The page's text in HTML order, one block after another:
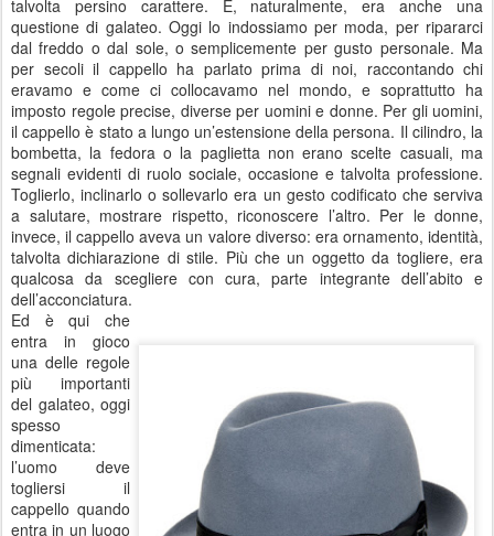
talvolta persino carattere. E, naturalmente, era anche una
questione di galateo. Oggi lo indossiamo per moda, per ripararci
dal freddo o dal sole, o semplicemente per gusto personale. Ma
per secoli il cappello ha parlato prima di noi, raccontando chi
eravamo e come ci collocavamo nel mondo, e soprattutto ha
imposto regole precise, diverse per uomini e donne. Per gli uomini,
il cappello è stato a lungo un’estensione della persona. Il cilindro, la
bombetta, la fedora o la paglietta non erano scelte casuali, ma
segnali evidenti di ruolo sociale, occasione e talvolta professione.
Toglierlo, inclinarlo o sollevarlo era un gesto codificato che serviva
a salutare, mostrare rispetto, riconoscere l’altro. Per le donne,
invece, il cappello aveva un valore diverso: era ornamento, identità,
talvolta dichiarazione di stile. Più che un oggetto da togliere, era
qualcosa da scegliere con cura, parte integrante dell’abito e
dell’acconciatura.
Ed è qui che
entra in gioco
una delle regole
più importanti
del galateo, oggi
spesso
dimenticata:
l’uomo deve
togliersi il
cappello quando
entra in un luogo